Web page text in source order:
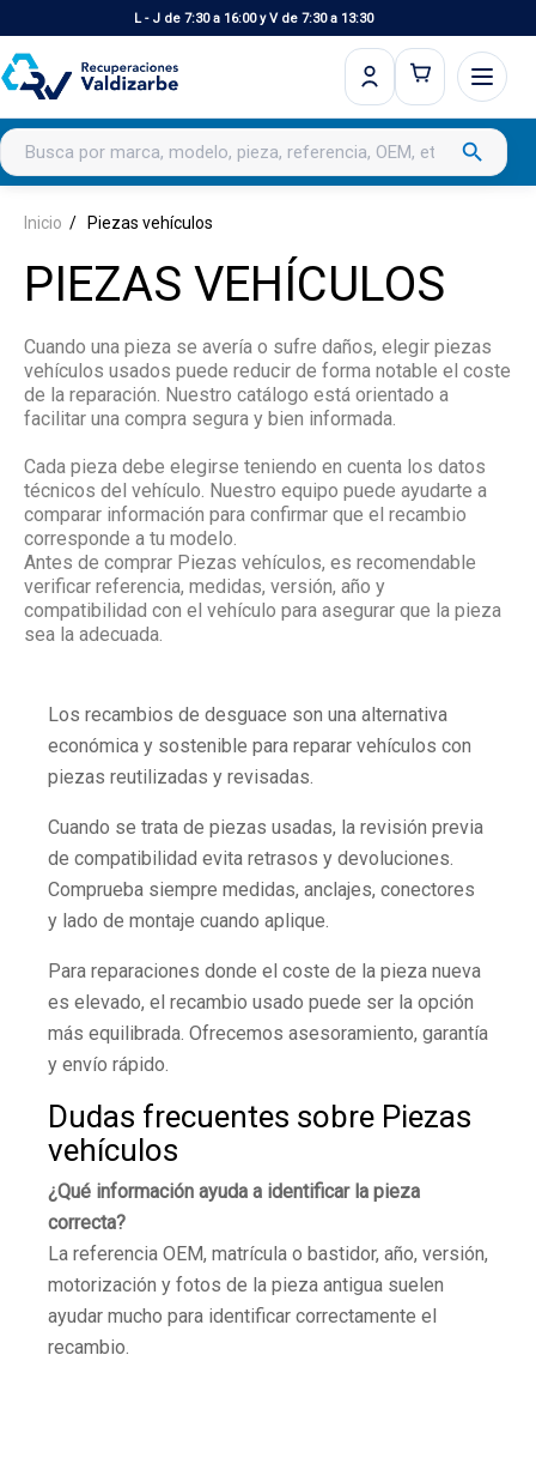
L - J de 7:30 a 16:00 y V de 7:30 a 13:30
Buscar productos search
Inicio Piezas vehículos
PIEZAS VEHÍCULOS
Cuando una pieza se avería o sufre daños, elegir piezas
vehículos usados puede reducir de forma notable el coste
de la reparación. Nuestro catálogo está orientado a
facilitar una compra segura y bien informada.
Cada pieza debe elegirse teniendo en cuenta los datos
técnicos del vehículo. Nuestro equipo puede ayudarte a
comparar información para confirmar que el recambio
corresponde a tu modelo.
Antes de comprar Piezas vehículos, es recomendable
verificar referencia, medidas, versión, año y
compatibilidad con el vehículo para asegurar que la pieza
sea la adecuada.
Los recambios de desguace son una alternativa
económica y sostenible para reparar vehículos con
piezas reutilizadas y revisadas.
Cuando se trata de piezas usadas, la revisión previa
de compatibilidad evita retrasos y devoluciones.
Comprueba siempre medidas, anclajes, conectores
y lado de montaje cuando aplique.
Para reparaciones donde el coste de la pieza nueva
es elevado, el recambio usado puede ser la opción
más equilibrada. Ofrecemos asesoramiento, garantía
y envío rápido.
Dudas frecuentes sobre Piezas
vehículos
¿Qué información ayuda a identificar la pieza
correcta?
La referencia OEM, matrícula o bastidor, año, versión,
motorización y fotos de la pieza antigua suelen
ayudar mucho para identificar correctamente el
recambio.